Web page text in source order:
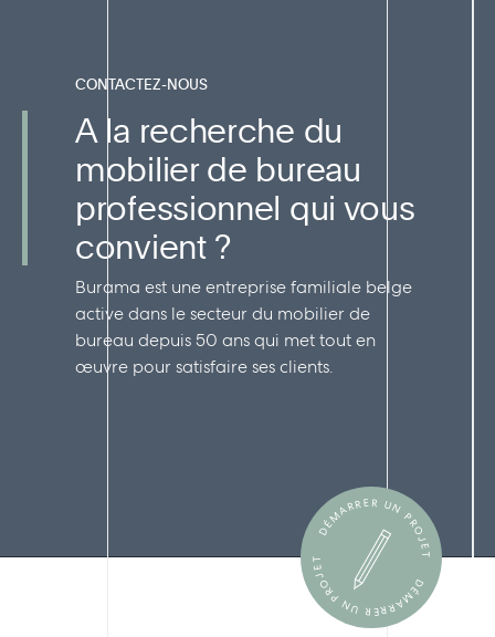
CONTACTEZ-NOUS
A la recherche du
mobilier de bureau
professionnel qui vous
convient ?
Burama est une entreprise familiale belge
active dans le secteur du mobilier de
bureau depuis 50 ans qui met tout en
œuvre pour satisfaire ses clients.
DÉMARRER UN PROJET
DÉMARRER UN PROJET